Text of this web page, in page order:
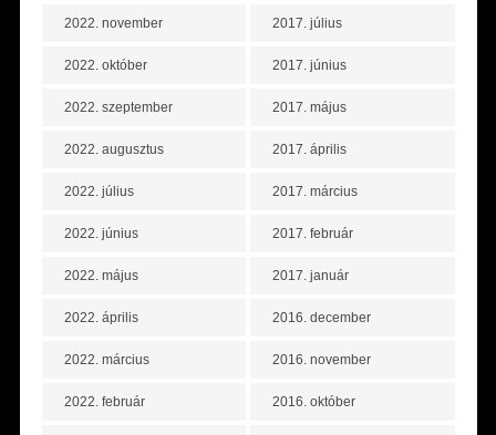
2022. november
2022. október
2022. szeptember
2022. augusztus
2022. július
2022. június
2022. május
2022. április
2022. március
2022. február
2017. július
2017. június
2017. május
2017. április
2017. március
2017. február
2017. január
2016. december
2016. november
2016. október